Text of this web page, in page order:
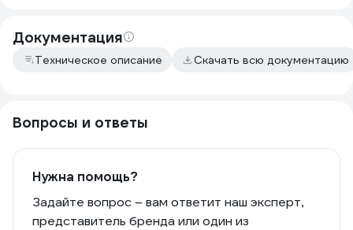
Документация
Техническое описание Скачать всю документацию
Вопросы и ответы
Нужна помощь?
Задайте вопрос – вам ответит наш эксперт,
представитель бренда или один из